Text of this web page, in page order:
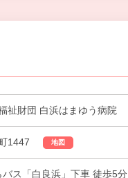
祉財団 白浜はまゆう病院
1447 地図
ス「白良浜」下車 徒歩5分